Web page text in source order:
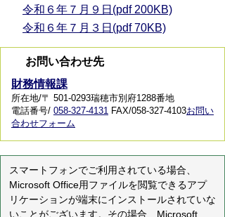
令和６年７月９日(pdf 200KB)
令和６年７月３日(pdf 70KB)
お問い合わせ先
財務情報課
所在地/〒 501-0293瑞穂市別府1288番地
電話番号/ 058-327-4131 FAX/058-327-4103お問い
合わせフォーム
スマートフォンでご利用されている場合、
Microsoft Office用ファイルを閲覧できるアプ
リケーションが端末にインストールされていな
いことがございます。その場合、Microsoft